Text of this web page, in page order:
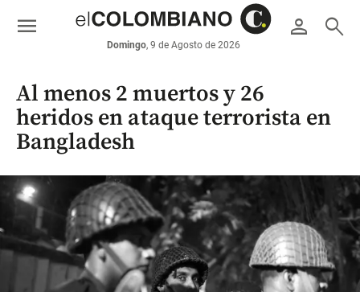
económicos
Colombia
person search
Domingo, 9 de Agosto de 2026
menu
Al menos 2 muertos y 26
heridos en ataque terrorista en
Bangladesh